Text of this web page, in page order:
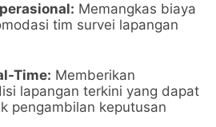
Memangkas biaya
tim survei lapangan
Time: Memberikan
lapangan terkini yang dapat
pengambilan keputusan